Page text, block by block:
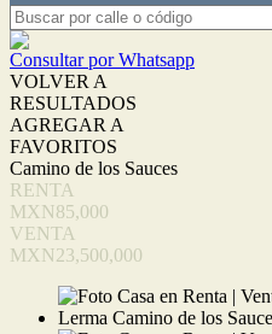
Consultar por Whatsapp
VOLVER A
RESULTADOS
AGREGAR A
FAVORITOS
Camino de los Sauces
RENTA
MXN85,000
VENTA
MXN23,500,000